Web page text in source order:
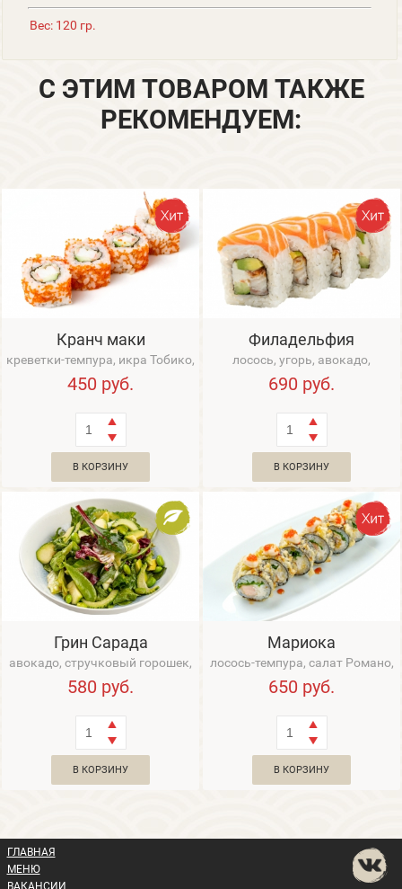
Вес: 120 гр.
С ЭТИМ ТОВАРОМ ТАКЖЕ
РЕКОМЕНДУЕМ:
Кранч маки
креветки-темпура, икра Тобико,
огурец
450 руб.
В КОРЗИНУ
Филадельфия
лосось, угорь, авокадо,
сливочный сыр, огурец
690 руб.
В КОРЗИНУ
Грин Сарада
авокадо, стручковый горошек,
бобы эдомамэ, редис, цукини,
огурец, ...
580 руб.
В КОРЗИНУ
Мариока
лосось-темпура, салат Романо,
сливочный сыр, икра Тобико,
соус Хал...
650 руб.
В КОРЗИНУ
ГЛАВНАЯ
МЕНЮ
ВАКАНСИИ